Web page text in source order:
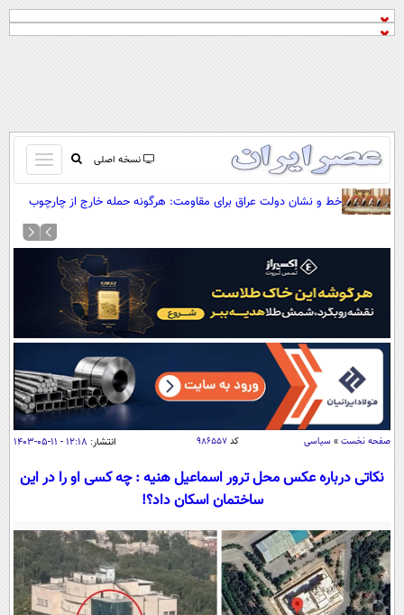
نسخه اصلی
باز
و
بسته
کردن
صفحه اول
آرشیو
نظرسنجی
آب و هوا
اوقات شرعی
سواد زندگی
اقتصاد
اقتصادی
خودرو
جامعه
اجتماعی
حوادث
سلامت
یک برش دانایی
ورزشی
بین الملل
سیاست خارجی
فرهنگ و هنر
علم و دانش
خط و نشان دولت عراق برای مقاومت: هرگونه حمله خارج از چارچوب
صفحه نخست » سیاسی کد ۹۸۶۵۵۷ انتشار: ۱۲:۱۸ - ۱۱-۰۵-۱۴۰۳
نکاتی درباره عکس محل ترور اسماعیل هنیه : چه کسی او را در این
ساختمان اسکان داد؟!